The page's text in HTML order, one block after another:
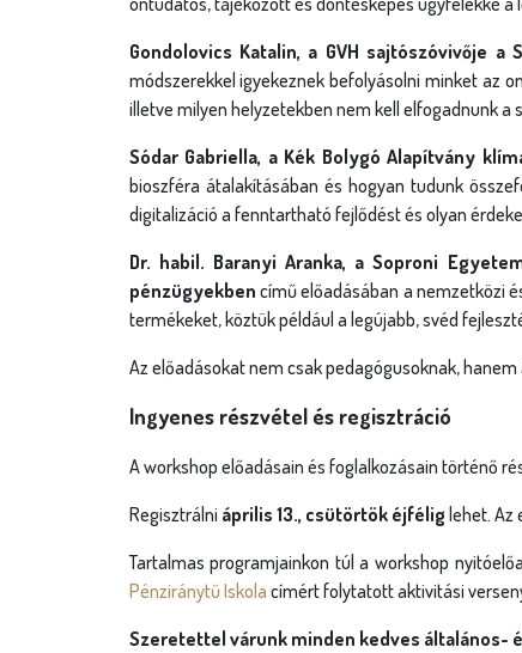
Gondolovics Katalin, a GVH sajtószóvivője
módszerekkel igyekeznek befolyásolni minket az
illetve milyen helyzetekben nem kell elfogadnunk
Sódar Gabriella, a Kék Bolygó Alapítvány
bioszféra átalakításában és hogyan tudunk
digitalizáció a fenntartható fejlődést és olyan
Dr. habil. Baranyi Aranka, a Soproni
pénzügyekben című előadásában a nemzetközi
termékeket, köztük például a legújabb, svéd
Az előadásokat nem csak pedagógusoknak,
Ingyenes részvétel és regisztráció
A workshop előadásain és foglalkozásain történő
Regisztrálni április 13., csütörtök éjféliglehet. Az
Tartalmas programjainkon túl a workshop
Pénziránytű Iskola címért folytatott aktivitási
Szeretettel várunk minden kedves általános-